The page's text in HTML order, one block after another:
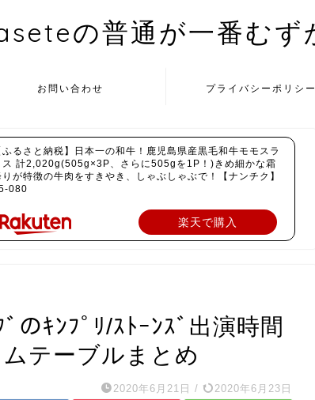
の普通が一番むず
お問い合わせ プライバシーポリシー
ふるさと納税】日本一の和牛！鹿児島県産黒毛和牛モモスラ
ス 計2,020g(505g×3P、さらに505gを1P！)きめ細かな霜
りが特徴の牛肉をすきやき、しゃぶしゃぶで！【ナンチク】
080
楽天で購入
のｷﾝﾌﾟﾘ/ｽﾄｰﾝｽﾞ出演時間
テーブルまとめ
2020年6月21日 / 2020年6月23日